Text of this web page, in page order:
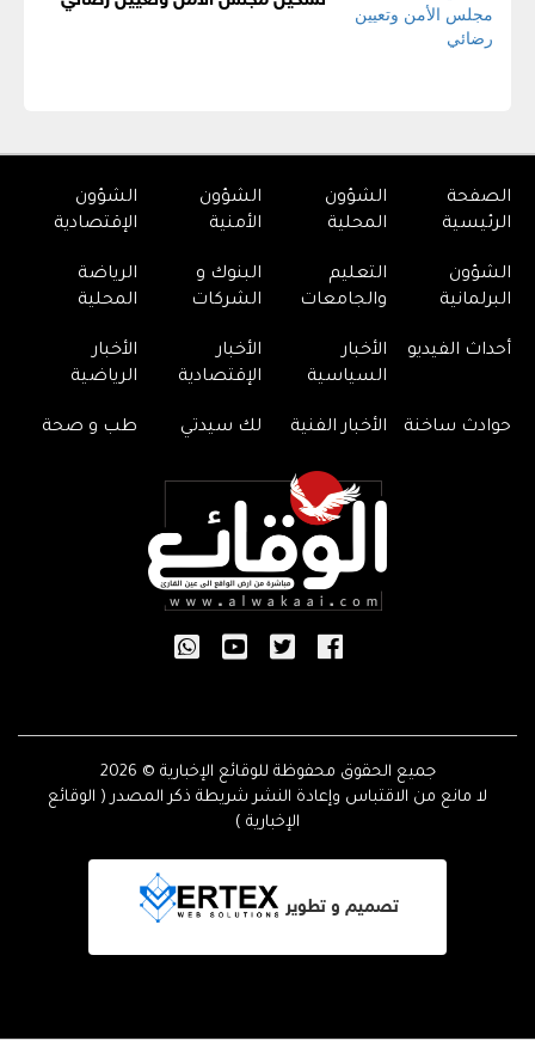
الصفحة
الرئيسية
الشؤون
المحلية
الشؤون
الأمنية
الشؤون
الإقتصادية
الشؤون
البرلمانية
التعليم
والجامعات
البنوك و
الشركات
الرياضة
المحلية
أحداث الفيديو
الأخبار
السياسية
الأخبار
الإقتصادية
الأخبار
الرياضية
حوادث ساخنة الأخبار الفنية لك سيدتي طب و صحة
جميع الحقوق محفوظة للوقائع الإخبارية © 2026
لا مانع من الاقتباس وإعادة النشر شريطة ذكر المصدر ( الوقائع
الإخبارية )
تصميم و تطوير